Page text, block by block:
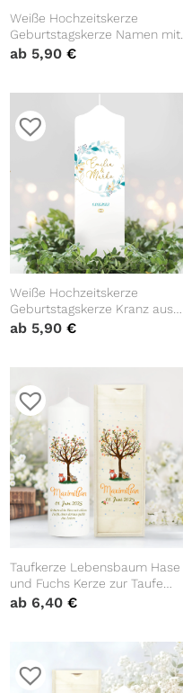
Weiße Hochzeitskerze
Geburtstagskerze Namen mit
zarten Blumen Blättern
ab 5,90€
Weiße Hochzeitskerze
Geburtstagskerze Kranz aus
türkisen Blättern personalisiert
ab 5,90€
Taufkerze Lebensbaum Hase
und Fuchs Kerze zur Taufe
Baum Spruch Taufspruch
ab 6,40€